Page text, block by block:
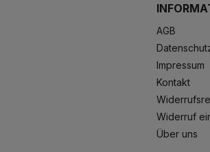
AGB
Impressum
Kontakt
Widerruf
Über uns